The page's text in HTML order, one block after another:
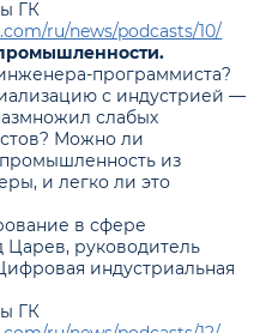
ГК
ru/news/podcasts/10/
программиста?
с индустрией —
слабых
Можно ли
из
и легко ли это
в сфере
руководитель
индустриальная
ГК